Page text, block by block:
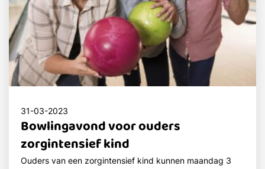
31-03-2023
Bowlingavond voor ouders
zorgintensief kind
Ouders van een zorgintensief kind kunnen maandag 3